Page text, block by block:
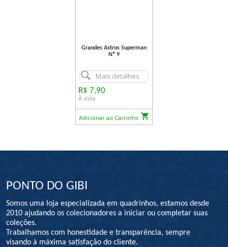
Grandes Astros Superman
Nº 9
Mais detalhes
R$ 7,90
À vista
Adicionar ao Carrinho
PONTO DO GIBI
Somos uma loja especializada em quadrinhos, estamos desde
2010 ajudando os colecionadores a iniciar ou completar suas
coleções.
Trabalhamos com honestidade e transparência, sempre
visando à máxima satisfação do cliente.